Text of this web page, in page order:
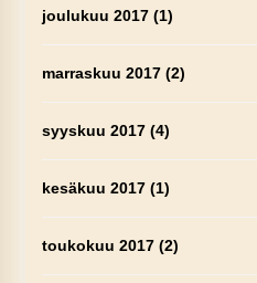
joulukuu 2017(1)
marraskuu 2017(2)
syyskuu 2017(4)
kesäkuu 2017(1)
toukokuu 2017(2)